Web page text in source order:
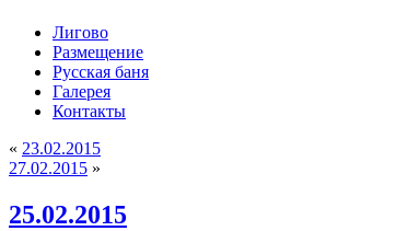
Лигово
Размещение
Русская баня
Галерея
Контакты
« 23.02.2015
27.02.2015 »
25.02.2015